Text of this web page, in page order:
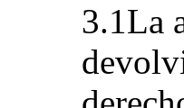
3.1La